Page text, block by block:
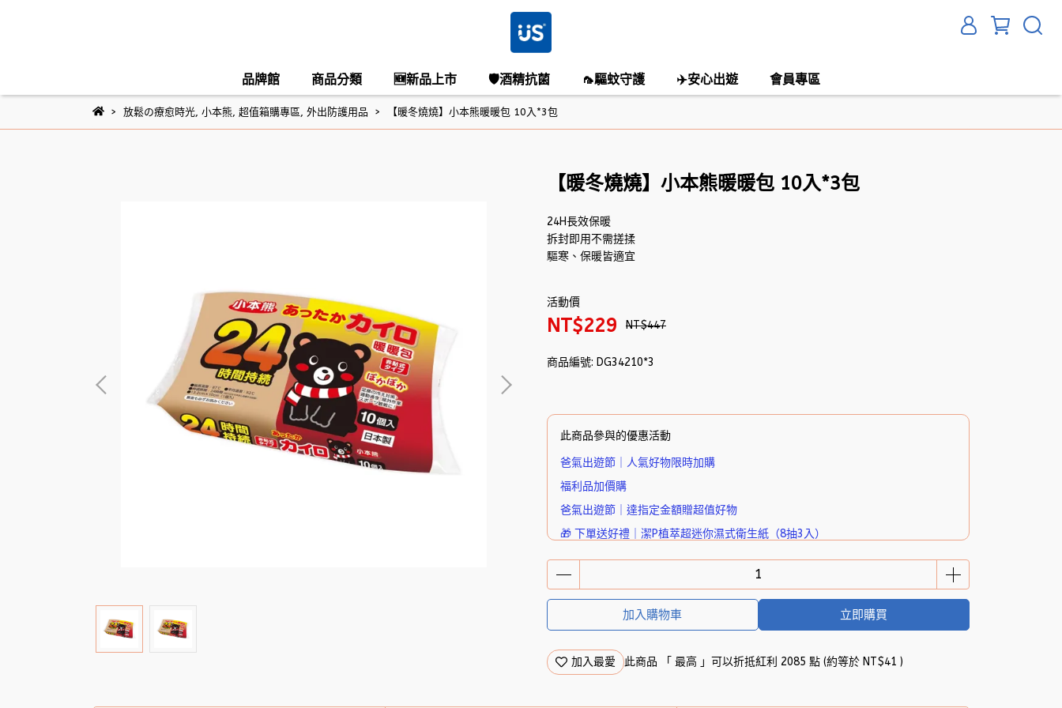
品牌館 商品分類 🆕新品上市 🛡️酒精抗菌 🦟驅蚊守護 ✈️安心出遊 會員專區
放鬆の療愈時光, 小本熊, 超值箱購專區 外出防護用品 【暖冬燒燒】小本熊暖暖包 10入*3包
【暖冬燒燒】小本熊暖暖包 10入*3包
24H長效保暖
拆封即用不需搓揉
驅寒、保暖皆適宜
活動價
NT$229 NT$447
商品編號: DG34210*3
此商品參與的優惠活動
爸氣出遊節｜人氣好物限時加購
福利品加價購
爸氣出遊節｜達指定金額贈超值好物
🎁 下單送好禮｜潔P植萃超迷你濕式衛生紙（8抽3入）
加入購物車 立即購買
加入最愛 此商品 「 最高 」可以折抵紅利 2085 點 (約等於 NT$41 )